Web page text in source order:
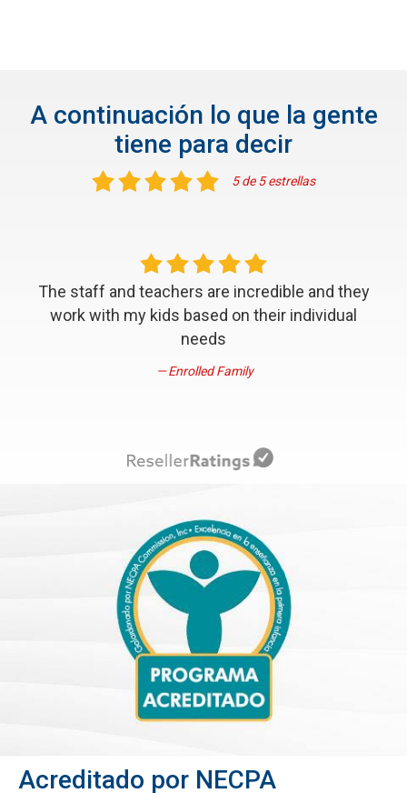
A continuación lo que la gente
tiene para decir
5 de 5 estrellas
The staff and teachers are incredible and they
work with my kids based on their individual
needs
Enrolled Family
Acreditado por NECPA